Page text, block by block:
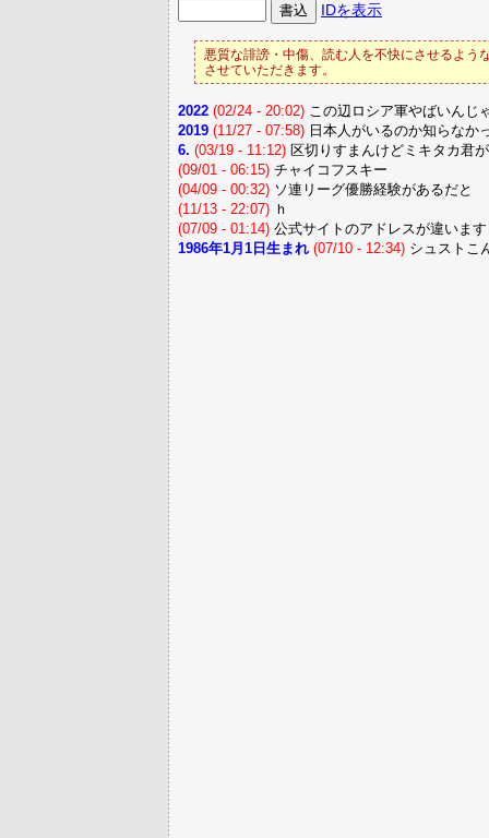
IDを表示
悪質な誹謗・中傷、読む人を不快にさせるよう
させていただきます。
2022 (02/24 - 20:02) この辺ロシア軍やばいんじ
2019 (11/27 - 07:58) 日本人がいるのか知らなか
6. (03/19 - 11:12) 区切りすまんけどミキタカ君
(09/01 - 06:15) チャイコフスキー
(04/09 - 00:32) ソ連リーグ優勝経験があるだと
(11/13 - 22:07) ｈ
(07/09 - 01:14) 公式サイトのアドレスが違います
1986年1月1日生まれ (07/10 - 12:34) シュストこ